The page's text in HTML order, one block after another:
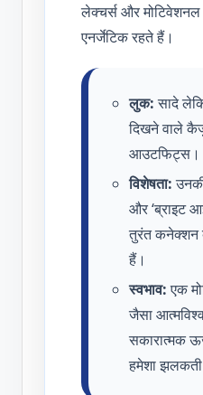
लेक्चर्स और
एनर्जेटिक रहते हैं।
लुक:सादे
दिखने वाले
आउटफिट्स।
विशेषता:उनकी
और ‘ब्राइट
तुरंत कनेक्शन
हैं।
स्वभाव:एक
जैसा
सकारात्मक
हमेशा